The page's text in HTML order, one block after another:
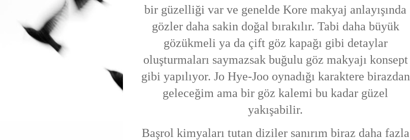
bir güzelliği var ve genelde Kore makyaj anlayışında
gözler daha sakin doğal bırakılır. Tabi daha büyük
gözükmeli ya da çift göz kapağı gibi detaylar
oluşturmaları saymazsak buğulu göz makyajı konsept
gibi yapılıyor. Jo Hye-Joo oynadığı karaktere birazdan
geleceğim ama bir göz kalemi bu kadar güzel
yakışabilir.
Başrol kimyaları tutan diziler sanırım biraz daha fazla